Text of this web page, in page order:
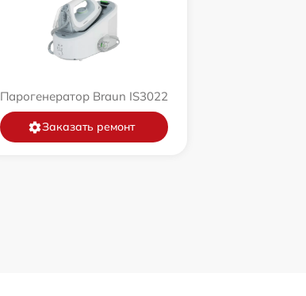
Парогенератор Braun IS3022
Заказать ремонт